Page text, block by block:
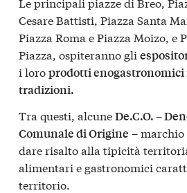
Cesare Battisti, Piazza Santa
Piazza Roma e Piazza Moizo, e
Piazza, ospiteranno gli
i loroprodotti enogastronomici
tradizioni.
Tra questi, alcuneDe.C.O. –
Comunale di Origine –
dare risalto alla tipicità
alimentari e gastronomici
territorio.